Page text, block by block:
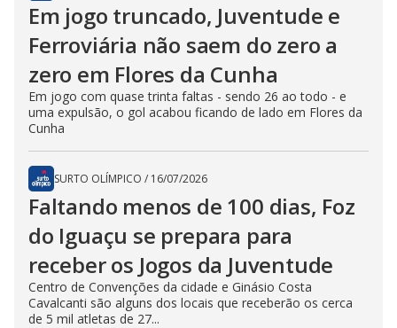
Em jogo truncado, Juventude e
Ferroviária não saem do zero a
zero em Flores da Cunha
Em jogo com quase trinta faltas - sendo 26 ao todo - e
uma expulsão, o gol acabou ficando de lado em Flores da
Cunha
SURTO OLÍMPICO / 16/07/2026
Faltando menos de 100 dias, Foz
do Iguaçu se prepara para
receber os Jogos da Juventude
Centro de Convenções da cidade e Ginásio Costa
Cavalcanti são alguns dos locais que receberão os cerca
de 5 mil atletas de 27...